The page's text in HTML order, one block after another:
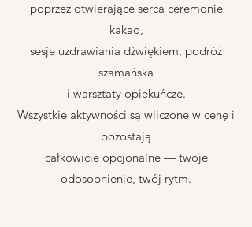
poprzez otwierające serca ceremonie
kakao,
sesje uzdrawiania dźwiękiem, podróż
szamańska
i warsztaty opiekuńcze.
Wszystkie aktywności są wliczone w cenę i
pozostają
całkowicie opcjonalne — twoje
odosobnienie, twój rytm.